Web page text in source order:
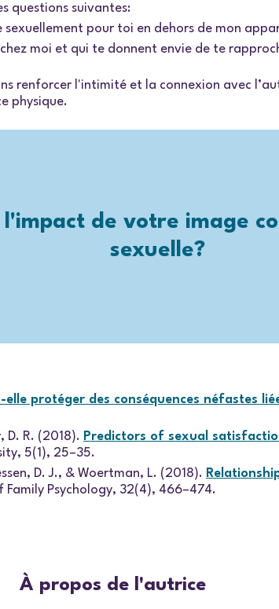
questions suivantes:
pour toi en dehors de mon
moi et qui te donnent envie de te
renforcer l'intimité et la connexion avec
physique.
de votre image
sexuelle?
protéger des conséquences néfastes
D. R. (2018). Predictors of sexual
5(1), 25–35.
D. J., & Woertman, L. (2018).
Family Psychology, 32(4), 466–474.
À propos de l'autrice